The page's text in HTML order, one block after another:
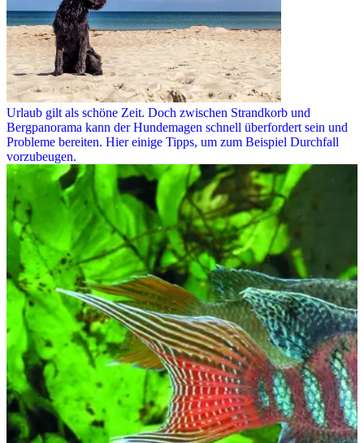
Urlaub gilt als schöne Zeit. Doch zwischen Strandkorb und
Bergpanorama kann der Hundemagen schnell überfordert sein und
Probleme bereiten. Hier einige Tipps, um zum Beispiel Durchfall
vorzubeugen.